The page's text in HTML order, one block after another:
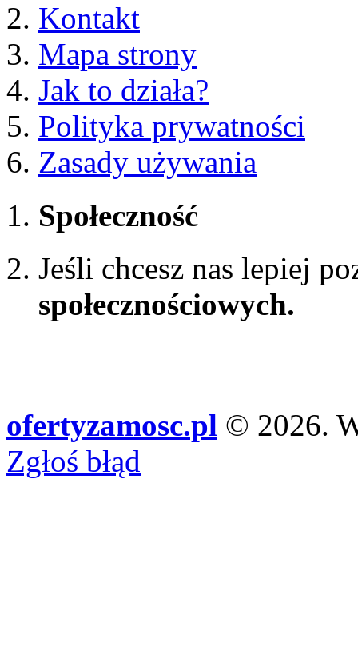
Kontakt
Mapa strony
Jak to działa?
Polityka prywatności
Zasady używania
Społeczność
Jeśli chcesz nas lepiej
społecznościowych.
ofertyzamosc.pl © 2026.
Zgłoś błąd